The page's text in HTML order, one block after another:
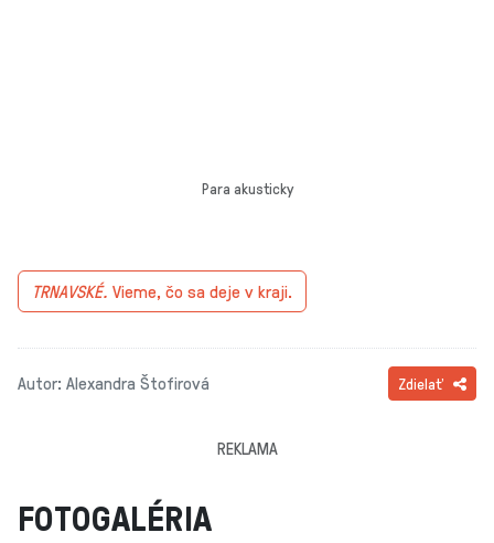
Para akusticky
TRNAVSKÉ. Vieme, čo sa deje v kraji.
Autor: Alexandra Štofirová Zdielať
REKLAMA
FOTOGALÉRIA